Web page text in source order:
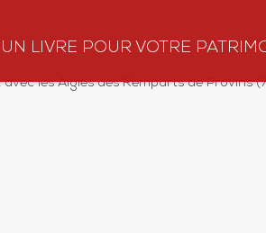
UN LIVRE POUR VOTRE
les Aigles des Remparts de Provins